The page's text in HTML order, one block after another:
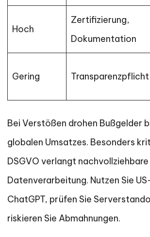
Hoch
Zertifizierung,
Dokumentation
Gering Transparenzpflicht
Bei Verstößen drohen Bußgelder
globalen Umsatzes. Besonders
DSGVO verlangt nachvollziehbare
Datenverarbeitung. Nutzen Sie
ChatGPT, prüfen Sie
riskieren Sie Abmahnungen.